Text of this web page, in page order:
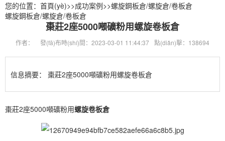
您的位置： 首頁(yè)>>成功案例>>螺旋鋼板倉/螺旋倉/卷板倉
螺旋鋼板倉/螺旋倉/卷板倉
棗莊2座5000噸礦粉用螺旋卷板倉
作者： 發(fā)布時(shí)間：2023-03-01 11:44:37 點(diǎn)擊：138694
信息摘要： 棗莊2座5000噸礦粉用螺旋卷板倉
棗莊2座5000噸礦粉用螺旋卷板倉